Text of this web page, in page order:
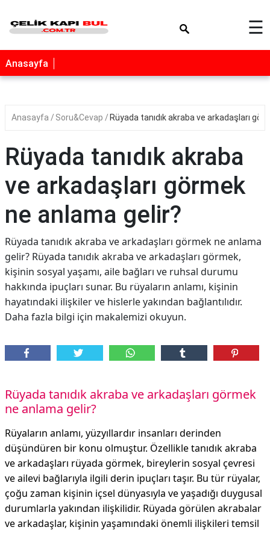
☰
Anasayfa
Anasayfa Soru&Cevap Rüyada tanıdık akraba ve arkadaşları
Rüyada tanıdık akraba
ve arkadaşları görmek
ne anlama gelir?
Rüyada tanıdık akraba ve arkadaşları görmek ne anlama
gelir? Rüyada tanıdık akraba ve arkadaşları görmek,
kişinin sosyal yaşamı, aile bağları ve ruhsal durumu
hakkında ipuçları sunar. Bu rüyaların anlamı, kişinin
hayatındaki ilişkiler ve hislerle yakından bağlantılıdır.
Daha fazla bilgi için makalemizi okuyun.
Rüyada tanıdık akraba ve arkadaşları görmek
ne anlama gelir?
Rüyaların anlamı, yüzyıllardır insanları derinden
düşündüren bir konu olmuştur. Özellikle tanıdık akraba
ve arkadaşları rüyada görmek, bireylerin sosyal çevresi
ve ailevi bağlarıyla ilgili derin ipuçları taşır. Bu tür rüyalar,
çoğu zaman kişinin içsel dünyasıyla ve yaşadığı duygusal
durumlarla yakından ilişkilidir. Rüyada görülen akrabalar
ve arkadaşlar, kişinin yaşamındaki önemli ilişkileri temsil